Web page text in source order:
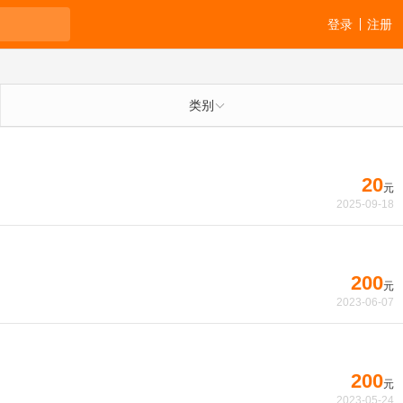
注册
登录
类别
20元
2025-09-18
200元
2023-06-07
200元
2023-05-24